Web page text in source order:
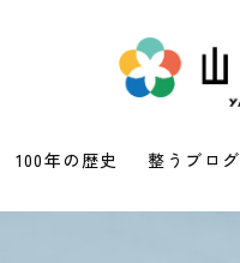
100年の歴史 整うブログ